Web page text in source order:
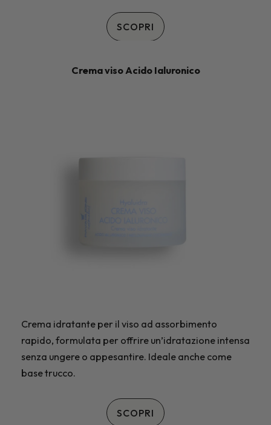
SCOPRI
Crema viso Acido Ialuronico
Crema idratante per il viso ad assorbimento
rapido, formulata per offrire un’idratazione intensa
senza ungere o appesantire. Ideale anche come
base trucco.
SCOPRI